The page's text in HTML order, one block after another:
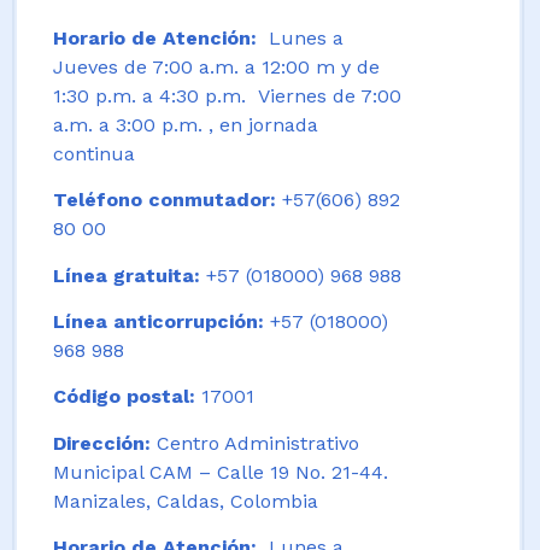
Horario de Atención:
Lunes a
Jueves de 7:00 a.m. a 12:00 m y de
1:30 p.m. a 4:30 p.m. Viernes de 7:00
a.m. a 3:00 p.m. , en jornada
continua
Teléfono conmutador: +57(606) 892
80 00
Línea gratuita: +57 (018000) 968 988
Línea anticorrupción: +57 (018000)
968 988
Código postal: 17001
Dirección: Centro Administrativo
Municipal CAM – Calle 19 No. 21-44.
Manizales, Caldas, Colombia